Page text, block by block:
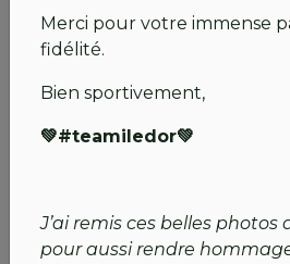
Merci pour votre immense
fidélité.
Bien sportivement,
💚#teamiledor💚
J’ai remis ces belles
pour aussi rendre
résultats très
MATCH PLAY 2026 de
💚 Haut Niveau :Une
France Filles U21 (
niveau national et
pour notre structure.